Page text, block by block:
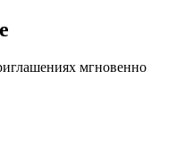
мгновенно